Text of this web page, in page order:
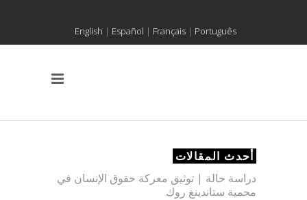
English | Español | Français| Português
أحدث المقالات
دراسة حالة | توثيق معركة حقوق الإنسان في
محمية ستاندينغ روك